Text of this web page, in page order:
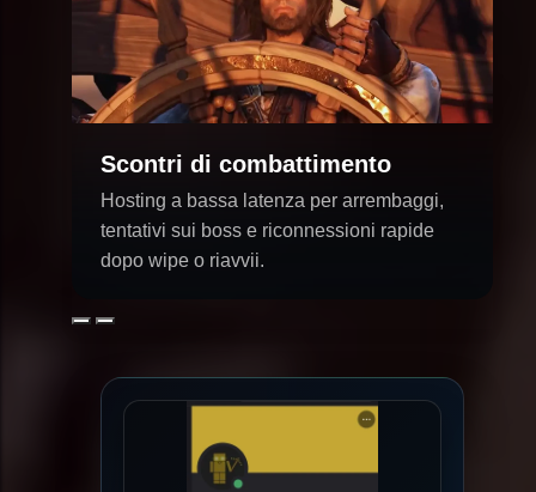
Scontri di combattimento
Hosting a bassa latenza per arrembaggi,
tentativi sui boss e riconnessioni rapide
dopo wipe o riavvii.